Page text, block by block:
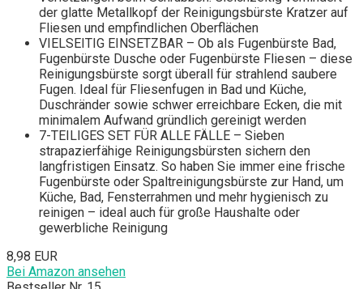
der glatte Metallkopf der Reinigungsbürste Kratzer auf
Fliesen und empfindlichen Oberflächen
VIELSEITIG EINSETZBAR – Ob als Fugenbürste Bad,
Fugenbürste Dusche oder Fugenbürste Fliesen – diese
Reinigungsbürste sorgt überall für strahlend saubere
Fugen. Ideal für Fliesenfugen in Bad und Küche,
Duschränder sowie schwer erreichbare Ecken, die mit
minimalem Aufwand gründlich gereinigt werden
7-TEILIGES SET FÜR ALLE FÄLLE – Sieben
strapazierfähige Reinigungsbürsten sichern den
langfristigen Einsatz. So haben Sie immer eine frische
Fugenbürste oder Spaltreinigungsbürste zur Hand, um
Küche, Bad, Fensterrahmen und mehr hygienisch zu
reinigen – ideal auch für große Haushalte oder
gewerbliche Reinigung
8,98 EUR
Bei Amazon ansehen